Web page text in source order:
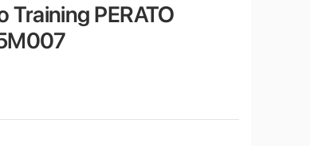
Training PERATO